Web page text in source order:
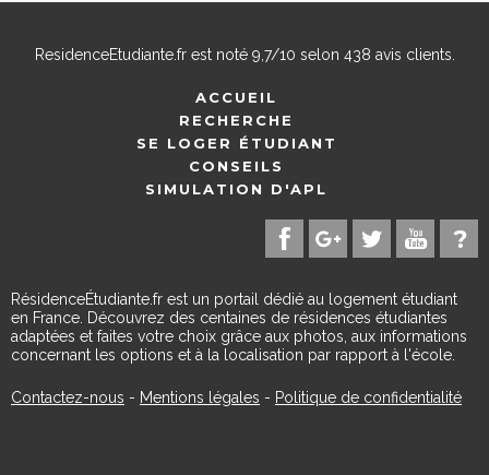
ResidenceEtudiante.frest noté 9,7/10 selon 438 avis clients.
ACCUEIL
RECHERCHE
SE LOGER ÉTUDIANT
CONSEILS
SIMULATION D'APL
RésidenceÉtudiante.fr est un portail dédié au logement étudiant
en France. Découvrez des centaines de résidences étudiantes
adaptées et faites votre choix grâce aux photos, aux informations
concernant les options et à la localisation par rapport à l'école.
Contactez-nous - Mentions légales - Politique de confidentialité